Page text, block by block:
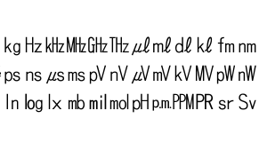
㎏ ㎐㎑㎒㎓㎔㎕㎖㎗ ㎘㎙㎚
㎰ ㎱ ㎲㎳㎴㎵㎶㎷㎸㎹㎺㎻
㏑ ㏒ ㏓ ㏔㏕㏖㏗㏘㏙㏚ ㏛㏜